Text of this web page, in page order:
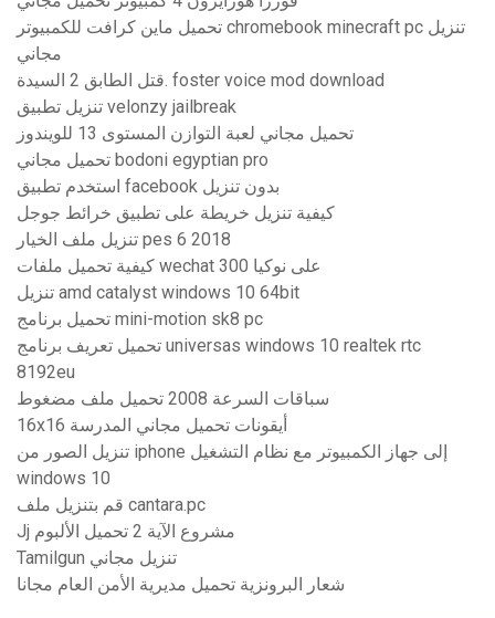
تحميل ماين كرافت للكمبيوتر chromebook minecraft pc تنزيل
مجاني
قتل الطابق 2 السيدة. foster voice mod download
تنزيل تطبيق velonzy jailbreak
تحميل مجاني لعبة التوازن المستوى 13 للويندوز
تحميل مجاني bodoni egyptian pro
استخدم تطبيق facebook بدون تنزيل
كيفية تنزيل خريطة على تطبيق خرائط جوجل
تنزيل ملف الخيار pes 6 2018
كيفية تحميل ملفات wechat على نوكيا 300
تنزيل amd catalyst windows 10 64bit
تحميل برنامج mini-motion sk8 pc
تحميل تعريف برنامج universas windows 10 realtek rtc
8192eu
سباقات السرعة 2008 تحميل ملف مضغوط
16x16 أيقونات تحميل مجاني المدرسة
تنزيل الصور من iphone إلى جهاز الكمبيوتر مع نظام التشغيل
windows 10
قم بتنزيل ملف cantara.pc
Jj مشروع الآية 2 تحميل الألبوم
Tamilgun تنزيل مجاني
شعار البرونزية تحميل مديرية الأمن العام مجانا